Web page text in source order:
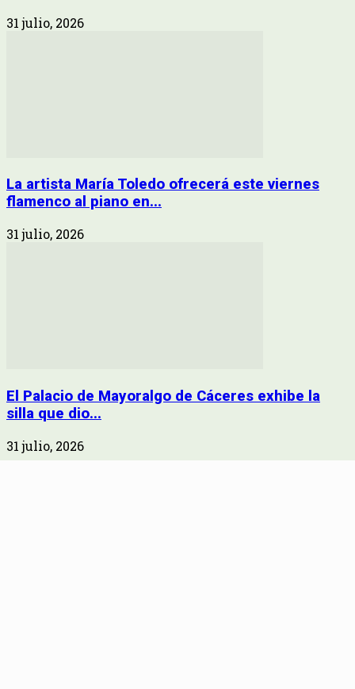
31 julio, 2026
La artista María Toledo ofrecerá este viernes
flamenco al piano en...
31 julio, 2026
El Palacio de Mayoralgo de Cáceres exhibe la
silla que dio...
31 julio, 2026